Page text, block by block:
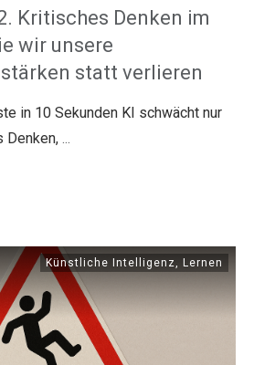
Kritisches Denken im
wir unsere
statt verlieren
in 10 Sekunden KI schwächt nur
Denken, ...
Künstliche Intelligenz, Lernen